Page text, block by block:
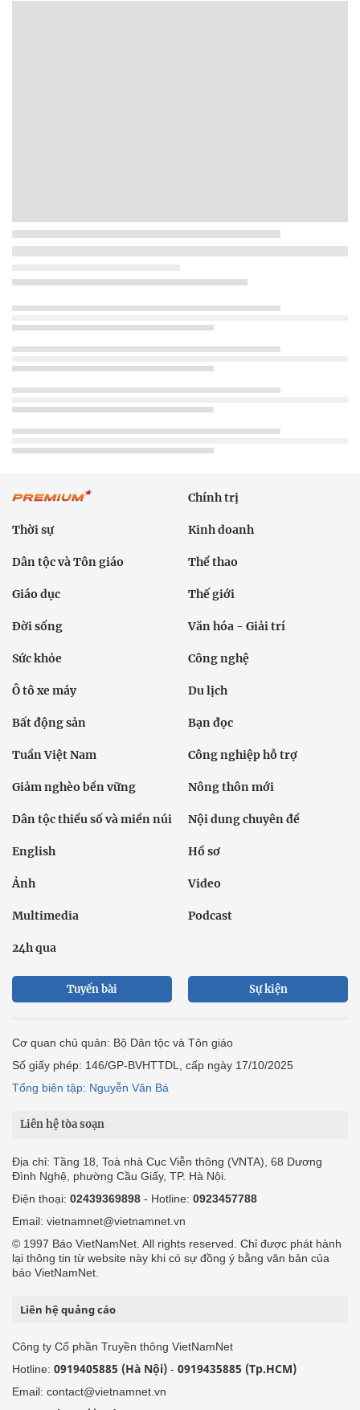
Chính trị
Thời sự Kinh doanh
Dân tộc và Tôn giáo Thể thao
Giáo dục Thế giới
Đời sống Văn hóa - Giải trí
Sức khỏe Công nghệ
Ô tô xe máy Du lịch
Bất động sản Bạn đọc
Tuần Việt Nam Công nghiệp hỗ trợ
Giảm nghèo bền vững Nông thôn mới
Dân tộc thiểu số và miền núi Nội dung chuyên đề
English Hồ sơ
Ảnh Video
Multimedia Podcast
24h qua
Tuyến bài Sự kiện
Cơ quan chủ quản: Bộ Dân tộc và Tôn giáo
Số giấy phép: 146/GP-BVHTTDL, cấp ngày 17/10/2025
Tổng biên tập: Nguyễn Văn Bá
Liên hệ tòa soạn
Địa chỉ: Tầng 18, Toà nhà Cục Viễn thông (VNTA), 68 Dương
Đình Nghệ, phường Cầu Giấy, TP. Hà Nội.
Điện thoại: 02439369898 - Hotline: 0923457788
Email: vietnamnet@vietnamnet.vn
© 1997 Báo VietNamNet. All rights reserved. Chỉ được phát hành
lại thông tin từ website này khi có sự đồng ý bằng văn bản của
báo VietNamNet.
Liên hệ quảng cáo
Công ty Cổ phần Truyền thông VietNamNet
Hotline: 0919405885 (Hà Nội) - 0919435885 (Tp.HCM)
Email: contact@vietnamnet.vn